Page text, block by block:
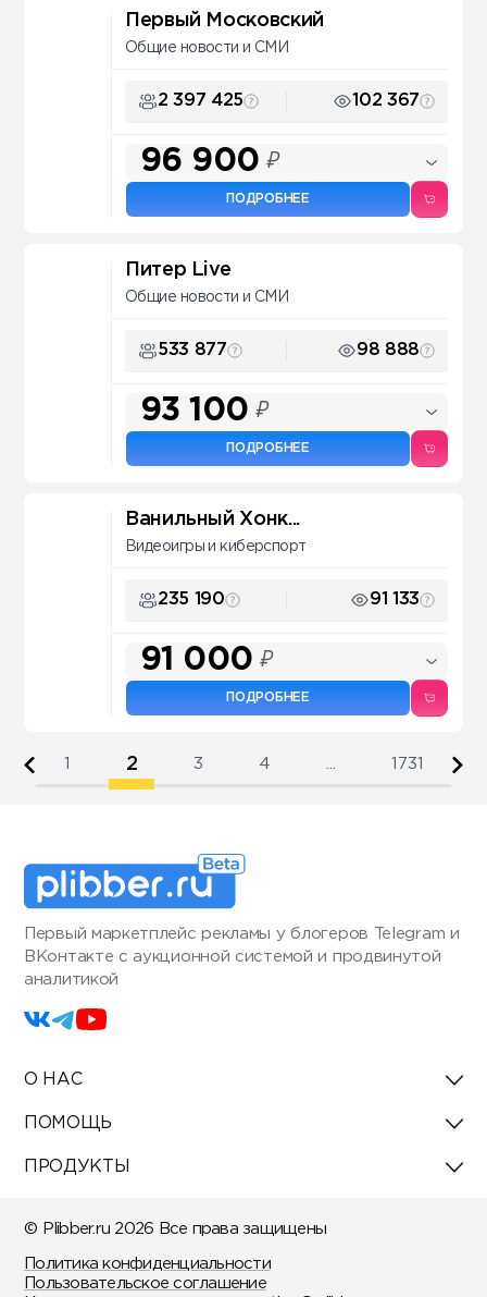
Первый Московский
Общие новости и СМИ
2 397 425 102 367
96 900 ₽
ПОДРОБНЕЕ
Питер Live
Общие новости и СМИ
533 877 98 888
93 100 ₽
ПОДРОБНЕЕ
Ванильный Хонк...
Видеоигры и киберспорт
235 190 91 133
91 000 ₽
ПОДРОБНЕЕ
2 3 4 1731
Первый маркетплейс рекламы у блогеров Telegram и
ВКонтакте с аукционной системой и продвинутой
аналитикой
О НАС
ПОМОЩЬ
ПРОДУКТЫ
© Plibber.ru 2026 Все права защищены
Политика конфиденциальности
Пользовательское соглашение